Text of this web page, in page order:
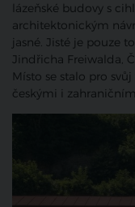
lázeňské budovy s
architektonickým
jasné. Jisté je pouze
Jindřicha Freiwalda,
Místo se stalo pro
českými i